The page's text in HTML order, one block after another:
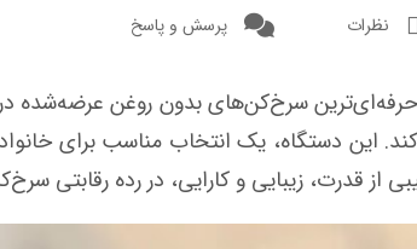
نظرات پرسش و پاسخ
سرخ‌کن‌های بدون روغن عرضه‌شده در
این دستگاه، یک انتخاب مناسب برای